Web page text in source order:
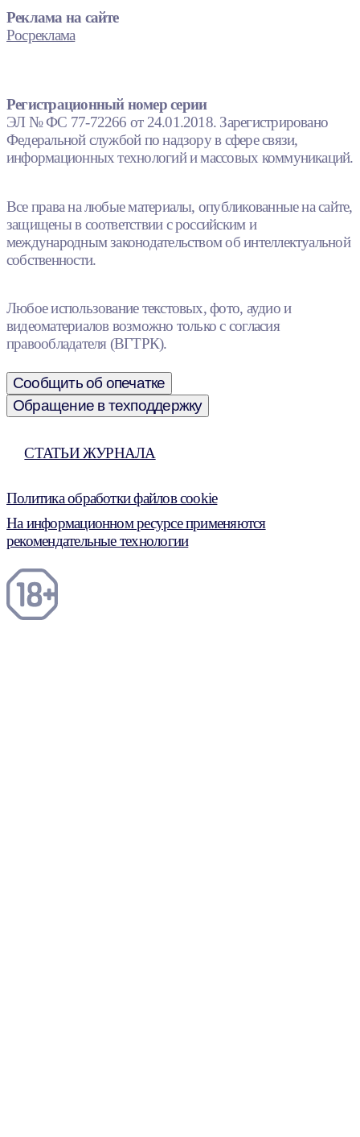
Реклама на сайте
Росреклама
Регистрационный номер серии
ЭЛ № ФС 77-72266 от 24.01.2018. Зарегистрировано
Федеральной службой по надзору в сфере связи,
информационных технологий и массовых коммуникаций.
Все права на любые материалы, опубликованные на сайте,
защищены в соответствии с российским и
международным законодательством об интеллектуальной
собственности.
Любое использование текстовых, фото, аудио и
видеоматериалов возможно только с согласия
правообладателя (ВГТРК).
Сообщить об опечатке
Обращение в техподдержку
СТАТЬИ ЖУРНАЛА
Политика обработки файлов cookie
На информационном ресурсе применяются
рекомендательные технологии